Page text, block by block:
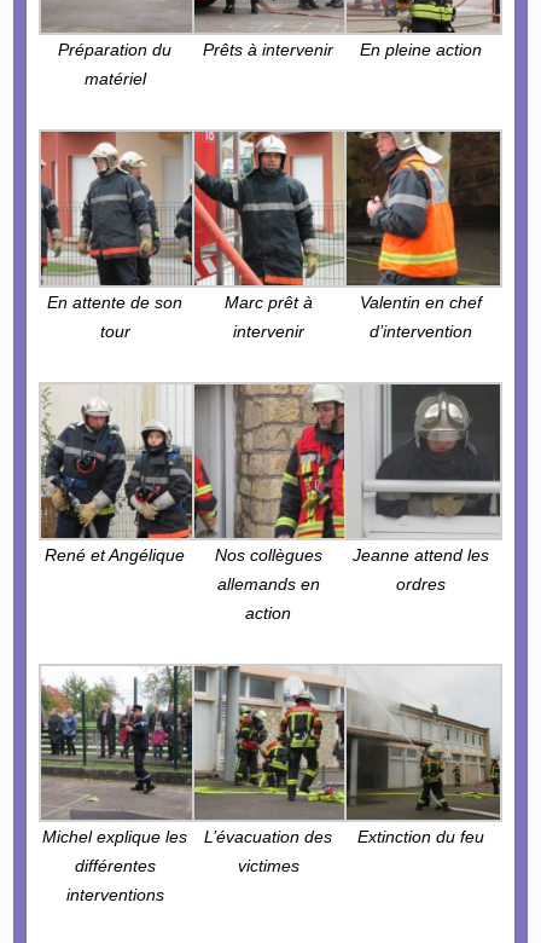
Préparation du
matériel
Prêts à intervenir En pleine action
En attente de son
tour
Marc prêt à
intervenir
Valentin en chef
d’intervention
René et Angélique
Nos collègues
allemands en
action
Jeanne attend les
ordres
Michel explique les
différentes
interventions
L’évacuation des
victimes
Extinction du feu